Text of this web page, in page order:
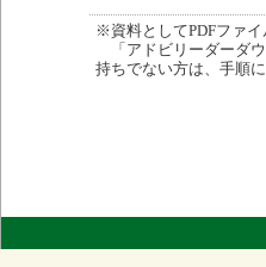
※資料としてPDFファイ
「アドビリーダーダ
持ちでない方は、手順